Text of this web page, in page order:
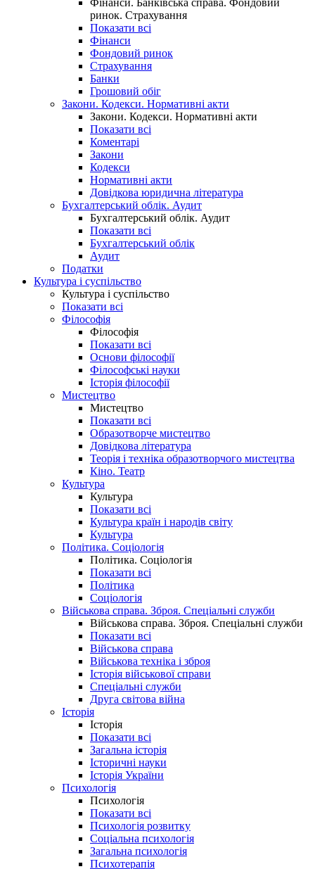
Фінанси. Банківська справа. Фондовий
ринок. Страхування
Показати всі
Фінанси
Фондовий ринок
Страхування
Банки
Грошовий обіг
Закони. Кодекси. Нормативні акти
Закони. Кодекси. Нормативні акти
Показати всі
Коментарі
Закони
Кодекси
Нормативні акти
Довідкова юридична література
Бухгалтерський облік. Аудит
Бухгалтерський облік. Аудит
Показати всі
Бухгалтерський облік
Аудит
Податки
Культура і суспільство
Культура і суспільство
Показати всі
Філософія
Філософія
Показати всі
Основи філософії
Філософські науки
Історія філософії
Мистецтво
Мистецтво
Показати всі
Образотворче мистецтво
Довідкова література
Теорія і техніка образотворчого мистецтва
Кіно. Театр
Культура
Культура
Показати всі
Культура країн і народів світу
Культура
Політика. Соціологія
Політика. Соціологія
Показати всі
Політика
Соціологія
Військова справа. Зброя. Спеціальні служби
Військова справа. Зброя. Спеціальні служби
Показати всі
Військова справа
Військова техніка і зброя
Історія військової справи
Спеціальні служби
Друга світова війна
Історія
Історія
Показати всі
Загальна історія
Історичні науки
Історія України
Психологія
Психологія
Показати всі
Психологія розвитку
Соціальна психологія
Загальна психологія
Психотерапія